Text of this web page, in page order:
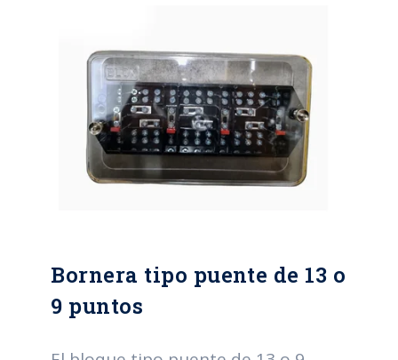
Corriente máxima: 6A, 10A, 40A,
100A Precisión: Activa 0,25 – 0,5S –
durante 1 min
Bornera tipo puente de 13 o
9 puntos